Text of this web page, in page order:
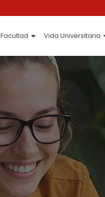
Facultad Vida Universitaria